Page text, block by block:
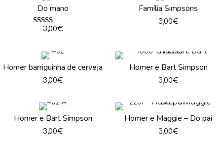
Do mano
Avaliação
5.00
3,00€
Família Simpsons
3,00€
Homer barriguinha de cerveja
3,00€
Homer e Bart Simpson
3,00€
Homer e Bart Simpson
3,00€
Homer e Maggie – Do pai
3,00€